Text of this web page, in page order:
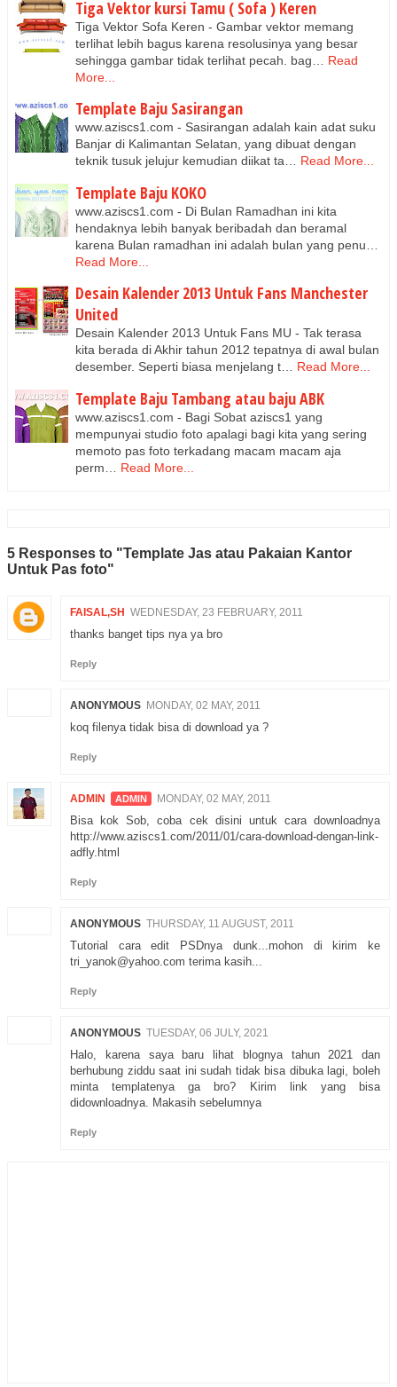
Tiga Vektor kursi Tamu ( Sofa ) Keren
Tiga Vektor Sofa Keren - Gambar vektor memang
terlihat lebih bagus karena resolusinya yang besar
sehingga gambar tidak terlihat pecah. bag…
Read
More...
Template Baju Sasirangan
www.aziscs1.com - Sasirangan adalah kain adat suku
Banjar di Kalimantan Selatan, yang dibuat dengan
teknik tusuk jelujur kemudian diikat ta…
Read More...
Template Baju KOKO
www.aziscs1.com - Di Bulan Ramadhan ini kita
hendaknya lebih banyak beribadah dan beramal
karena Bulan ramadhan ini adalah bulan yang penu…
Read More...
Desain Kalender 2013 Untuk Fans Manchester
United
Desain Kalender 2013 Untuk Fans MU - Tak terasa
kita berada di Akhir tahun 2012 tepatnya di awal bulan
desember. Seperti biasa menjelang t…
Read More...
Template Baju Tambang atau baju ABK
www.aziscs1.com - Bagi Sobat aziscs1 yang
mempunyai studio foto apalagi bagi kita yang sering
memoto pas foto terkadang macam macam aja
perm…
Read More...
5 Responses to "Template Jas atau Pakaian Kantor
Untuk Pas foto"
FAISAL,SH WEDNESDAY, 23 FEBRUARY, 2011
thanks banget tips nya ya bro
Reply
ANONYMOUS MONDAY, 02 MAY, 2011
koq filenya tidak bisa di download ya ?
Reply
ADMIN MONDAY, 02 MAY, 2011
Bisa kok Sob, coba cek disini untuk cara downloadnya
http://www.aziscs1.com/2011/01/cara-download-dengan-link-
adfly.html
Reply
ANONYMOUS THURSDAY, 11 AUGUST, 2011
Tutorial cara edit PSDnya dunk...mohon di kirim ke
tri_yanok@yahoo.com terima kasih...
Reply
ANONYMOUS TUESDAY, 06 JULY, 2021
Halo, karena saya baru lihat blognya tahun 2021 dan
berhubung ziddu saat ini sudah tidak bisa dibuka lagi, boleh
minta templatenya ga bro? Kirim link yang bisa
didownloadnya. Makasih sebelumnya
Reply